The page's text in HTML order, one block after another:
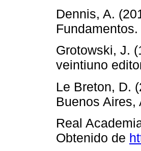
Dennis, A.
Fundamentos.
Grotowski, J.
veintiuno
Le Breton, D.
Buenos
Real
Obtenido de